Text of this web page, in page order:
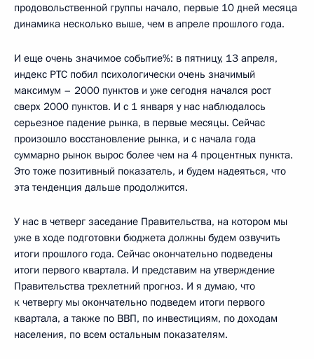
продовольственной группы начало, первые 10 дней месяца
динамика несколько выше, чем в апреле прошлого года.
И еще очень значимое событие%: в пятницу, 13 апреля,
индекс РТС побил психологически очень значимый
максимум – 2000 пунктов и уже сегодня начался рост
сверх 2000 пунктов. И с 1 января у нас наблюдалось
серьезное падение рынка, в первые месяцы. Сейчас
произошло восстановление рынка, и с начала года
суммарно рынок вырос более чем на 4 процентных пункта.
Это тоже позитивный показатель, и будем надеяться, что
эта тенденция дальше продолжится.
У нас в четверг заседание Правительства, на котором мы
уже в ходе подготовки бюджета должны будем озвучить
итоги прошлого года. Сейчас окончательно подведены
итоги первого квартала. И представим на утверждение
Правительства трехлетний прогноз. И я думаю, что
к четвергу мы окончательно подведем итоги первого
квартала, а также по ВВП, по инвестициям, по доходам
населения, по всем остальным показателям.